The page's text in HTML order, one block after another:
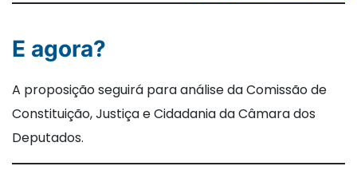
E agora?
A proposição seguirá para análise da Comissão de
Constituição, Justiça e Cidadania da Câmara dos
Deputados.